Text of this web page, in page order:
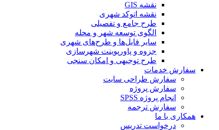
نقشه GIS
نقشه اتوکد شهری
طرح جامع و تفصیلی
الگوی توسعه شهر و محله
سایر فایل‌ها و طرح‌های شهری
جزوه و پاورپوینت شهرسازی
طرح توجیهی و امکان سنجی
سفارش خدمات
سفارش طراحی سایت
سفارش پروژه
انجام پروژه SPSS
سفارش ترجمه
همکاری با ما
درخواست تدریس